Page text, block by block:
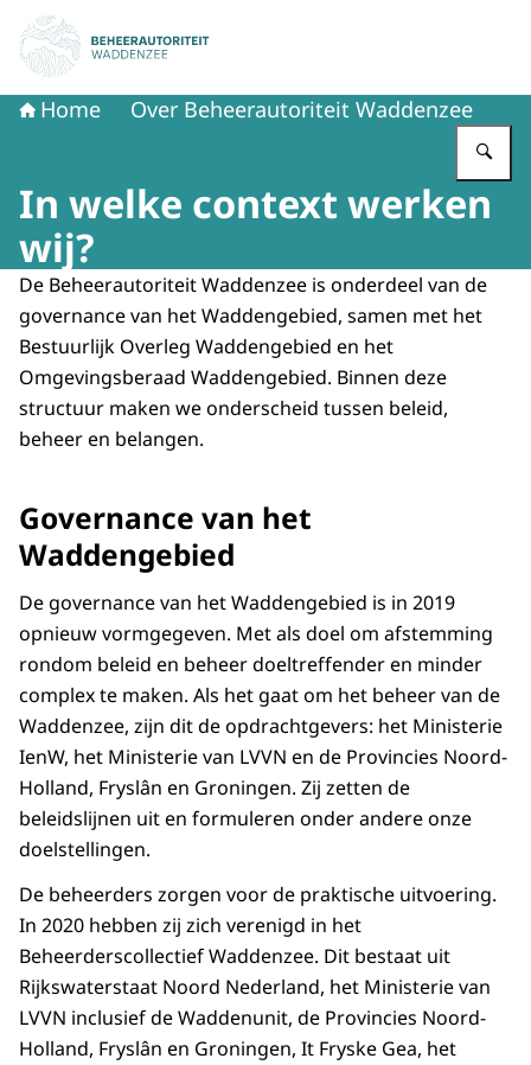
Naar de homepage van Beheerautoriteit Waddenzee
Home Over Beheerautoriteit Waddenzee
In welke context werken
wij?
De Beheerautoriteit Waddenzee is onderdeel van de
governance van het Waddengebied, samen met het
Bestuurlijk Overleg Waddengebied en het
Omgevingsberaad Waddengebied. Binnen deze
structuur maken we onderscheid tussen beleid,
beheer en belangen.
Governance van het
Waddengebied
De governance van het Waddengebied is in 2019
opnieuw vormgegeven. Met als doel om afstemming
rondom beleid en beheer doeltreffender en minder
complex te maken. Als het gaat om het beheer van de
Waddenzee, zijn dit de opdrachtgevers: het Ministerie
IenW, het Ministerie van LVVN en de Provincies Noord-
Holland, Fryslân en Groningen. Zij zetten de
beleidslijnen uit en formuleren onder andere onze
doelstellingen.
De beheerders zorgen voor de praktische uitvoering.
In 2020 hebben zij zich verenigd in het
Beheerderscollectief Waddenzee. Dit bestaat uit
Rijkswaterstaat Noord Nederland, het Ministerie van
LVVN inclusief de Waddenunit, de Provincies Noord-
Holland, Fryslân en Groningen, It Fryske Gea, het